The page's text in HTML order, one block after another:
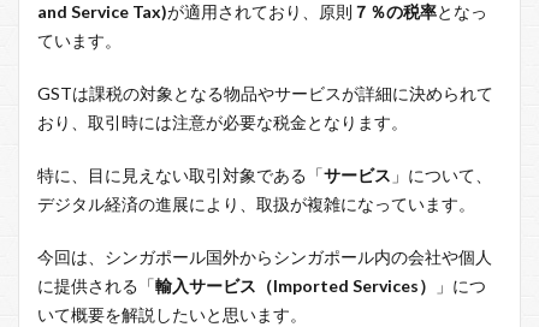
and Service Tax)が適用されており、原則 ７％の税率となっ
ています。
GSTは課税の対象となる物品やサービスが詳細に決められて
おり、取引時には注意が必要な税金となります。
特に、目に見えない取引対象である「サービス 」について、
デジタル経済の進展により、取扱が複雑になっています。
今回は、シンガポール国外からシンガポール内の会社や個人
に提供される「輸入サービス（Imported Services）
」につ
いて概要を解説したいと思います。